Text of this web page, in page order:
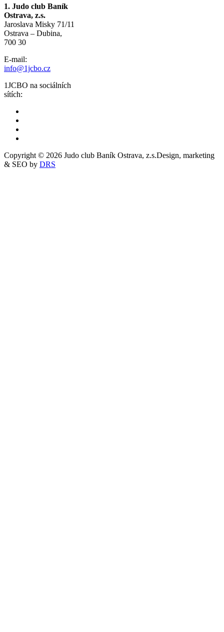
1. Judo club Baník
Ostrava, z.s.
Jaroslava Misky 71/11
Ostrava – Dubina,
700 30
E-mail:
info@1jcbo.cz
1JCBO na sociálních
sítích:
Copyright © 2026 Judo club Baník Ostrava, z.s.Design, marketing
& SEO by DRS